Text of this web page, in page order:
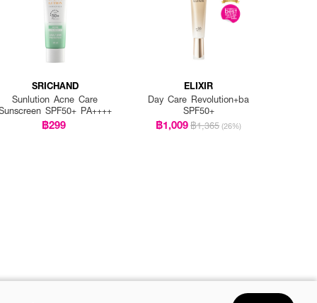
SRICHAND
Sunlution Acne Care
SPF50+ PA++++
฿299
ELIXIR
Day Care Revolution+ba
SPF50+
฿1,009฿1,365 (26%)